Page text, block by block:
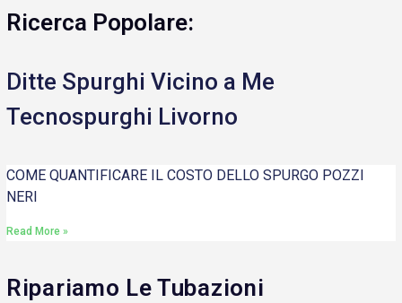
Ricerca Popolare:
Ditte Spurghi Vicino a Me
Tecnospurghi Livorno
COME QUANTIFICARE IL COSTO DELLO SPURGO POZZI
NERI
Read More »
Ripariamo Le Tubazioni